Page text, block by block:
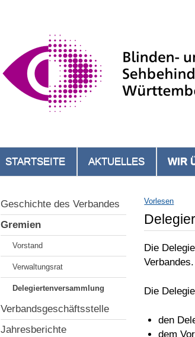
STARTSEITE AKTUELLES WIR
Geschichte des Verbandes
Gremien
Vorstand
Verwaltungsrat
Delegiertenversammlung
Verbandsgeschäftsstelle
Jahresberichte
Vorlesen
Die
Die
den
dem